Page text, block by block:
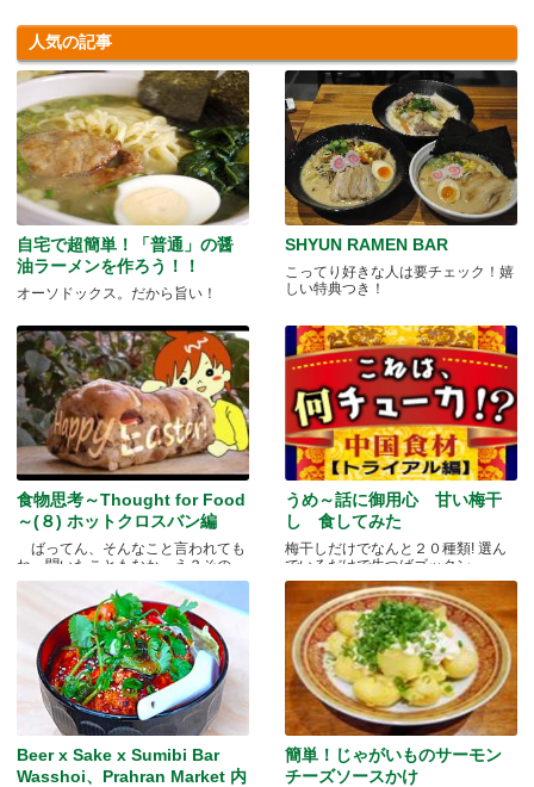
人気の記事
自宅で超簡単！「普通」の醤
油ラーメンを作ろう！！
オーソドックス。だから旨い！
SHYUN RAMEN BAR
こってり好きな人は要チェック！嬉
しい特典つき！
食物思考～Thought for Food
～(８) ホットクロスバン編
ばってん、そんなこと言われても
ね、聞いたこともなか。え？その
と.....
うめ～話に御用心 甘い梅干
し 食してみた
梅干しだけでなんと２０種類! 選ん
でいるだけで生つばゴックン。 .....
Beer x Sake x Sumibi Bar
Wasshoi、Prahran Market 内
簡単！じゃがいものサーモン
チーズソースかけ